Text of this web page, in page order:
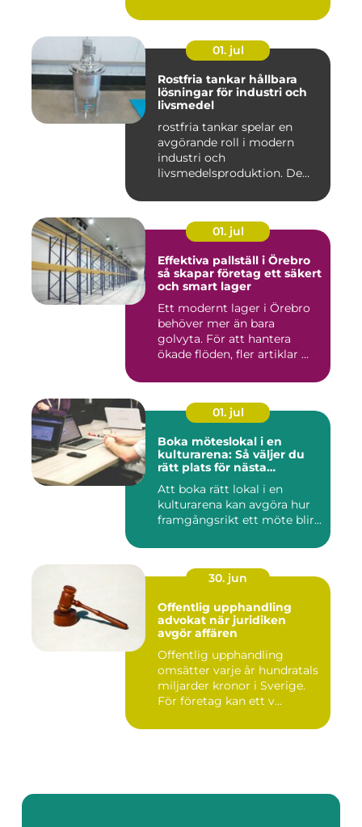
01. jul
Rostfria tankar hållbara
lösningar för industri och
livsmedel
rostfria tankar spelar en
avgörande roll i modern
industri och
livsmedelsproduktion. De
01. jul
Effektiva pallställ i Örebro
så skapar företag ett säkert
och smart lager
Ett modernt lager i Örebro
behöver mer än bara
golvyta. För att hantera
ökade flöden, fler artiklar ...
01. jul
Boka möteslokal i en
kulturarena: Så väljer du
rätt plats för nästa
Att boka rätt lokal i en
kulturarena kan avgöra hur
framgångsrikt ett möte blir...
30. jun
Offentlig upphandling
advokat när juridiken
avgör affären
Offentlig upphandling
omsätter varje år hundratals
miljarder kronor i Sverige.
För företag kan ett v...